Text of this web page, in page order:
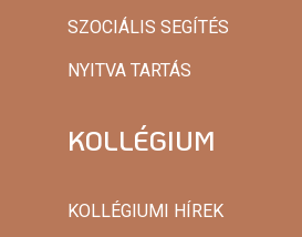
SZOCIÁLIS SEGÍTÉS
NYITVA TARTÁS
KOLLÉGIUM
KOLLÉGIUMI HÍREK